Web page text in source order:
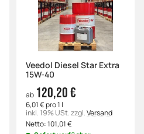
Veedol Diesel Star Extra
15W-40
ab 120,20 €
6,01 € pro 1 l
inkl. 19% USt.zzgl.Versand
Netto:101,01€